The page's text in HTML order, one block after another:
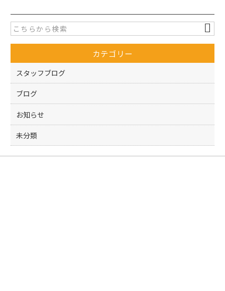
e
b
o
o
k
er
カテゴリー
スタッフブログ
ブログ
お知らせ
未分類